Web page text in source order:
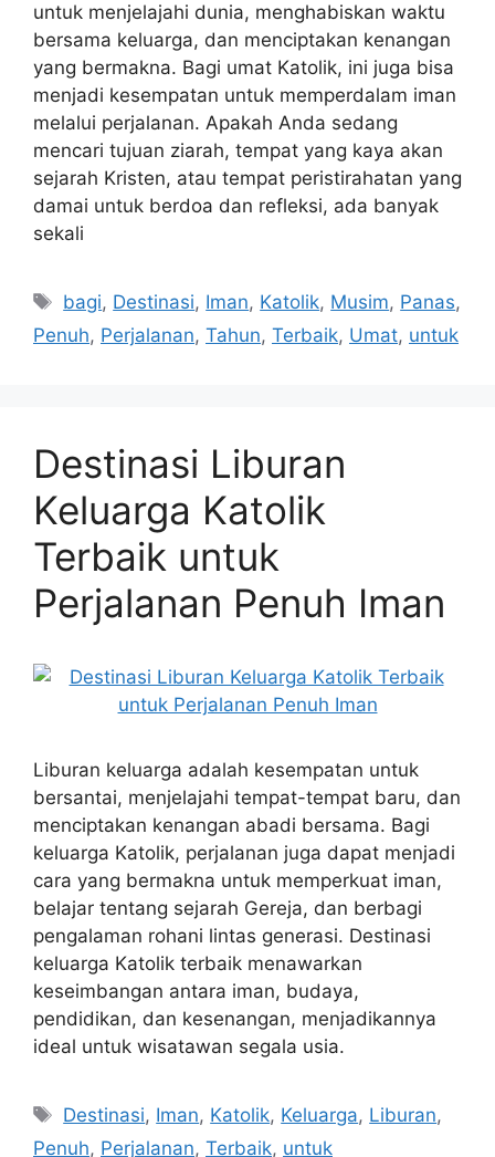
untuk menjelajahi dunia, menghabiskan waktu
bersama keluarga, dan menciptakan kenangan
yang bermakna. Bagi umat Katolik, ini juga bisa
menjadi kesempatan untuk memperdalam iman
melalui perjalanan. Apakah Anda sedang
mencari tujuan ziarah, tempat yang kaya akan
sejarah Kristen, atau tempat peristirahatan yang
damai untuk berdoa dan refleksi, ada banyak
sekali
Tags
bagi, Destinasi, Iman, Katolik, Musim, Panas,
Penuh, Perjalanan, Tahun, Terbaik, Umat, untuk
Destinasi Liburan
Keluarga Katolik
Terbaik untuk
Perjalanan Penuh Iman
Liburan keluarga adalah kesempatan untuk
bersantai, menjelajahi tempat-tempat baru, dan
menciptakan kenangan abadi bersama. Bagi
keluarga Katolik, perjalanan juga dapat menjadi
cara yang bermakna untuk memperkuat iman,
belajar tentang sejarah Gereja, dan berbagi
pengalaman rohani lintas generasi. Destinasi
keluarga Katolik terbaik menawarkan
keseimbangan antara iman, budaya,
pendidikan, dan kesenangan, menjadikannya
ideal untuk wisatawan segala usia.
Tags
Destinasi, Iman, Katolik, Keluarga, Liburan,
Penuh, Perjalanan, Terbaik, untuk